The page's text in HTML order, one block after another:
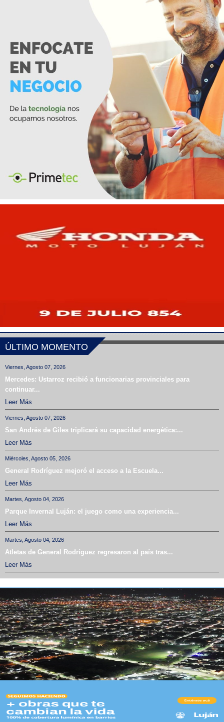
ÚLTIMO MOMENTO
Viernes, Agosto 07, 2026
Mercedes: Ustarroz recibió a funcionarias provinciales para
continuar...
Leer Más
Viernes, Agosto 07, 2026
San Andrés de Giles triplicará su capacidad energética:...
Leer Más
Miércoles, Agosto 05, 2026
General Rodríguez mejoró el acceso a la Escuela...
Leer Más
Martes, Agosto 04, 2026
Parque Invernal Luján: el juego como una experiencia...
Leer Más
Martes, Agosto 04, 2026
Atletas de General Rodríguez regresaron al país tras...
Leer Más